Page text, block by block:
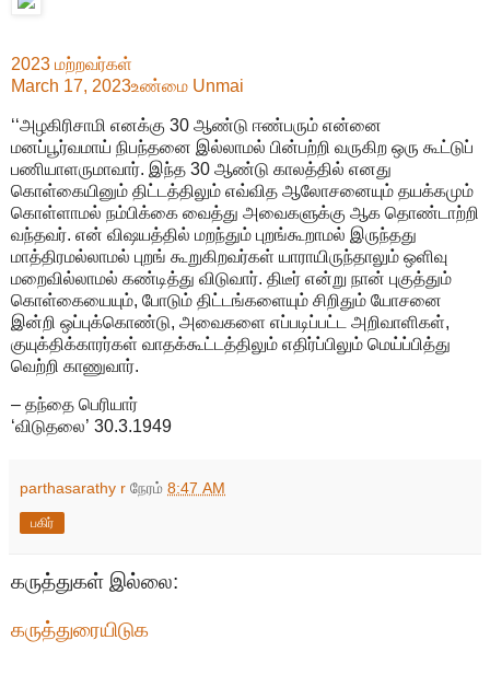
2023 மற்றவர்கள்
March 17, 2023உண்மை Unmai
‘‘அழகிரிசாமி எனக்கு 30 ஆண்டு ஈண்பரும் என்னை
மனப்பூர்வமாய் நிபந்தனை இல்லாமல் பின்பற்றி வருகிற ஒரு கூட்டுப்
பணியாளருமாவார். இந்த 30 ஆண்டு காலத்தில் எனது
கொள்கையினும் திட்டத்திலும் எவ்வித ஆலோசனையும் தயக்கமும்
கொள்ளாமல் நம்பிக்கை வைத்து அவைகளுக்கு ஆக தொண்டாற்றி
வந்தவர். என் விஷயத்தில் மறந்தும் புறங்கூறாமல் இருந்தது
மாத்திரமல்லாமல் புறங் கூறுகிறவர்கள் யாராயிருந்தாலும் ஒளிவு
மறைவில்லாமல் கண்டித்து விடுவார். திடீர் என்று நான் புகுத்தும்
கொள்கையையும், போடும் திட்டங்களையும் சிறிதும் யோசனை
இன்றி ஒப்புக்கொண்டு, அவைகளை எப்படிப்பட்ட அறிவாளிகள்,
குயுக்திக்காரர்கள் வாதக்கூட்டத்திலும் எதிர்ப்பிலும் மெய்ப்பித்து
வெற்றி காணுவார்.
– தந்தை பெரியார்
‘விடுதலை’ 30.3.1949
parthasarathy r நேரம் 8:47 AM
பகிர்
கருத்துகள் இல்லை:
கருத்துரையிடுக